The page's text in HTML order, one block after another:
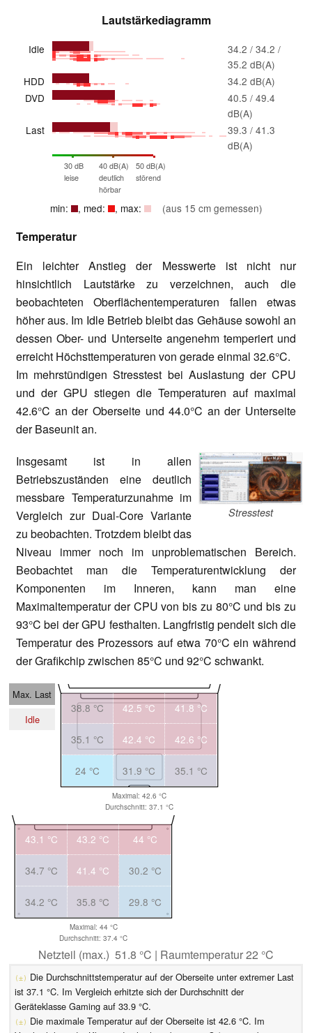
Lautstärkediagramm
Idle
34.2 / 34.2 /
35.2 dB(A)
HDD
34.2 dB(A)
DVD
40.5 / 49.4
dB(A)
Last
39.3 / 41.3
dB(A)
30 dB
leise
40 dB(A)
deutlich
hörbar
50 dB(A)
störend
min: , med: , max: (aus 15 cm gemessen)
Temperatur
Ein leichter Anstieg der Messwerte ist nicht nur
hinsichtlich Lautstärke zu verzeichnen, auch die
beobachteten Oberflächentemperaturen fallen etwas
höher aus. Im Idle Betrieb bleibt das Gehäuse sowohl an
dessen Ober- und Unterseite angenehm temperiert und
erreicht Höchsttemperaturen von gerade einmal 32.6°C.
Im mehrstündigen Stresstest bei Auslastung der CPU
und der GPU stiegen die Temperaturen auf maximal
42.6°C an der Oberseite und 44.0°C an der Unterseite
der Baseunit an.
Stresstest
Insgesamt ist in allen
Betriebszuständen eine deutlich
messbare Temperaturzunahme im
Vergleich zur Dual-Core Variante
zu beobachten. Trotzdem bleibt das
Niveau immer noch im unproblematischen Bereich.
Beobachtet man die Temperaturentwicklung der
Komponenten im Inneren, kann man eine
Maximaltemperatur der CPU von bis zu 80°C und bis zu
93°C bei der GPU festhalten. Langfristig pendelt sich die
Temperatur des Prozessors auf etwa 70°C ein während
der Grafikchip zwischen 85°C und 92°C schwankt.
Max. Last
Idle
38.8 °C 42.5 °C 41.8 °C
35.1 °C 42.4 °C 42.6 °C
24 °C 31.9 °C 35.1 °C
Maximal: 42.6 °C
Durchschnitt: 37.1 °C
43.1 °C 43.2 °C 44 °C
34.7 °C 41.4 °C 30.2 °C
34.2 °C 35.8 °C 29.8 °C
Maximal: 44 °C
Durchschnitt: 37.4 °C
Netzteil (max.) 51.8 °C | Raumtemperatur 22 °C
(±) Die Durchschnittstemperatur auf der Oberseite unter extremer Last
ist 37.1 °C. Im Vergleich erhitzte sich der Durchschnitt der
Geräteklasse Gaming auf 33.9 °C.
(±) Die maximale Temperatur auf der Oberseite ist 42.6 °C. Im